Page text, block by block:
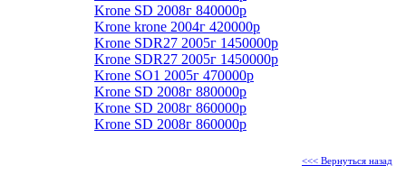
Krone SD 2008г 840000р
Krone krone 2004г 420000р
Krone SDR27 2005г 1450000р
Krone SDR27 2005г 1450000р
Krone SO1 2005г 470000р
Krone SD 2008г 880000р
Krone SD 2008г 860000р
Krone SD 2008г 860000р
<<< Вернуться назад